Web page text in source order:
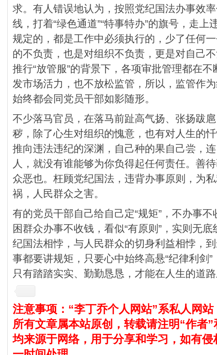
求。有人错误地认为，按照党纪国法办事效
线，打着“绿色通道”“特事特办”的旗号，走
规定的，都是工作中必须执行的，少了任何
的不负责，也是对组织不负责，更是对自己
推行“放管服”的背景下，各项审批管理都在
发市场活力，也不放松监管，所以，监管作
始终都会同党员干部如影随形。
不少落马官员，在落马前趾高气扬、张扬跋
秽，除了心生对组织的愧意，也有对人生的
推向违法违纪的深渊，自己种的果自己尝，
人，就没有谁能够为你负得起任何责任。善
众恶也。枉顾党纪国法，违背办事原则，为
祸，人民群众之害。
有的党员干部自己给自己定“规矩”，不办事
困群众办事不收钱，看似“有原则”，实则无
纪国法相悖，与人民群众的切身利益相悖，
事都要讲规矩，只要心中始终高悬“纪律利剑
只有踏踏实实、勤勤恳恳，才能在人生的道
注意事项：“李丁乔个人网站”系私人网
所有文章属本站原创，转载请注明“作者
均来源于网络，用于分享和学习，如有